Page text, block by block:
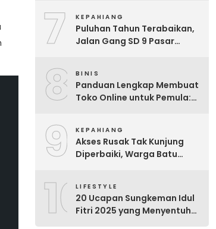
7 KEPAHIANG
Puluhan Tahun Terabaikan,
Jalan Gang SD 9 Pasar
8 BINIS
Panduan Lengkap Membuat
Toko Online untuk Pemula:
9 KEPAHIANG
Akses Rusak Tak Kunjung
Diperbaiki, Warga Batu
10LIFESTYLE
20 Ucapan Sungkeman Idul
Fitri 2025 yang Menyentuh